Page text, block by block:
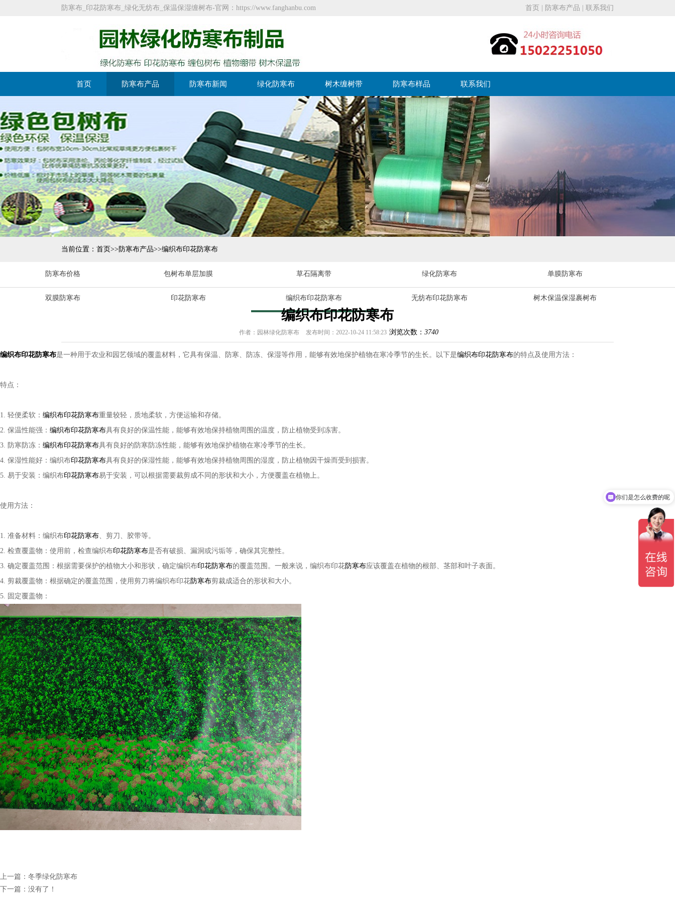
防寒布_印花防寒布_绿化无纺布_保温保湿缠树布-官网：https://www.fanghanbu.com 首页 防寒布产品 联系我们
首页 防寒布产品 防寒布新闻 绿化防寒布 树木缠树带 防寒布样品 联系我们
当前位置： 首页>> 防寒布产品>>编织布印花防寒布
防寒布价格 包树布单层加膜 草石隔离带 绿化防寒布 单膜防寒布
双膜防寒布 印花防寒布 编织布印花防寒布 无纺布印花防寒布 树木保温保湿裹树布
编织布印花防寒布
作者：园林绿化防寒布 发布时间：2022-10-24 11:58:23 浏览次数： 3740
编织布印花防寒布是一种用于农业和园艺领域的覆盖材料，它具有保温、防寒、防冻、保湿等作用，能够有效地保护植物在寒冷季节的生长。以下是编织布印花防寒布的特点及使用方法：
特点：
1. 轻便柔软： 编织布印花防寒布重量较轻，质地柔软，方便运输和存储。
2. 保温性能强： 编织布印花防寒布具有良好的保温性能，能够有效地保持植物周围的温度，防止植物受到冻害。
3. 防寒防冻： 编织布印花防寒布具有良好的防寒防冻性能，能够有效地保护植物在寒冷季节的生长。
4. 保湿性能好：编织布印花防寒布具有良好的保湿性能，能够有效地保持植物周围的湿度，防止植物因干燥而受到损害。
5. 易于安装：编织布印花防寒布易于安装，可以根据需要裁剪成不同的形状和大小，方便覆盖在植物上。
使用方法：
1. 准备材料：编织布印花防寒布、剪刀、胶带等。
2. 检查覆盖物：使用前，检查编织布印花防寒布是否有破损、漏洞或污垢等，确保其完整性。
3. 确定覆盖范围：根据需要保护的植物大小和形状，确定编织布印花防寒布的覆盖范围。一般来说，编织布印花防寒布应该覆盖在植物的根部、茎部和叶子表面。
4. 剪裁覆盖物：根据确定的覆盖范围，使用剪刀将编织布印花防寒布剪裁成适合的形状和大小。
5. 固定覆盖物：
上一篇： 冬季绿化防寒布
下一篇：没有了！
你们是怎么收费的呢
现在有优惠活动吗